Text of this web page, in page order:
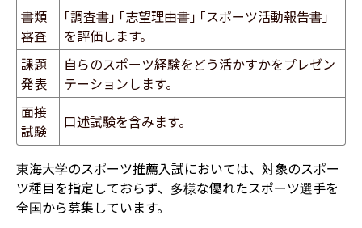
書類
審査
｢調査書｣ ｢志望理由書｣ ｢スポーツ活動報告書｣
を評価します。
課題
発表
自らのスポーツ経験をどう活かすかをプレゼン
テーションします。
面接
試験
口述試験を含みます。
東海大学のスポーツ推薦入試においては、対象のスポー
ツ種目を指定しておらず、多様な優れたスポーツ選手を
全国から募集しています。